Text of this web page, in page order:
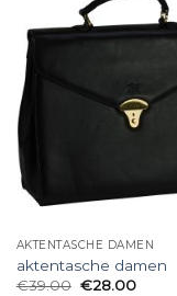
AKTENTASCHE DAMEN
aktentasche damen
€39.00 €28.00